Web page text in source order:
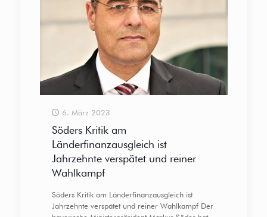
6. März 2023
Söders Kritik am
Länderfinanzausgleich ist
Jahrzehnte verspätet und reiner
Wahlkampf
Söders Kritik am Länderfinanzausgleich ist
Jahrzehnte verspätet und reiner Wahlkampf Der